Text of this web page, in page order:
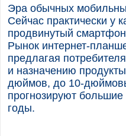
Эра обычных
Сейчас практически у
продвинутый
Рынок интернет-
предлагая
и назначению
дюймов, до 10-
прогнозируют
годы.